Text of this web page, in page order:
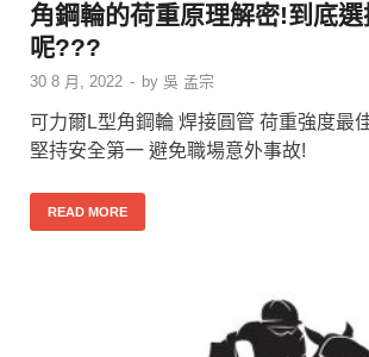
角鋼輪的荷重原理解密!到底
呢???
30 8 月, 2022 - by 吳 孟宗
可力爾L型角鋼輪 焊接圓管 荷重強度最
堅持安全第一 避免職場意外事故!
READ MORE